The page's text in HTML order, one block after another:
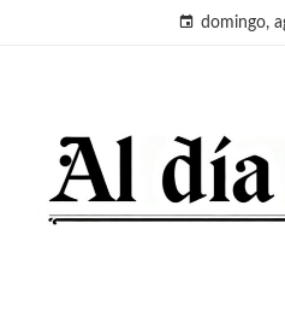
domingo,